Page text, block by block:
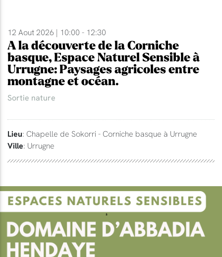
12 Aout 2026 | 10:00 - 12:30
A la découverte de la Corniche
basque, Espace Naturel Sensible à
Urrugne: Paysages agricoles entre
montagne et océan.
Sortie nature
Lieu: Chapelle de Sokorri - Corniche basque à Urrugne
Ville: Urrugne